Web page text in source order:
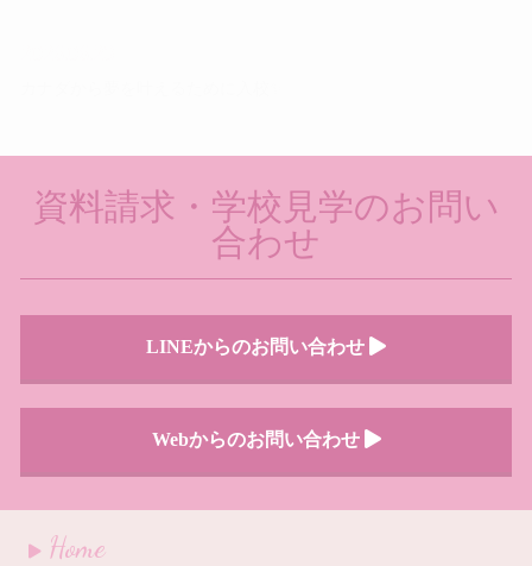
資料請求・学校見学のお問い
合わせ
LINEからのお問い合わせ
Webからのお問い合わせ
Home